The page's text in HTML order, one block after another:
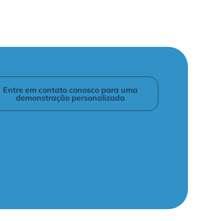
Entre em contato conosco para uma
demonstração personalizada